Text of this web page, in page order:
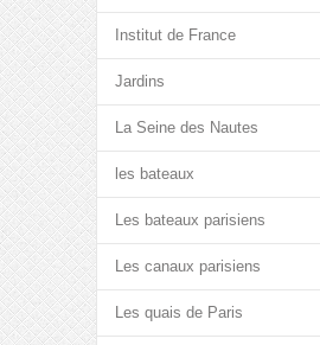
Institut de France
Jardins
La Seine des Nautes
les bateaux
Les bateaux parisiens
Les canaux parisiens
Les quais de Paris